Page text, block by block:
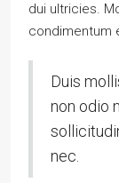
dui ultricies.
condimentum
Duis
non odio
nec.